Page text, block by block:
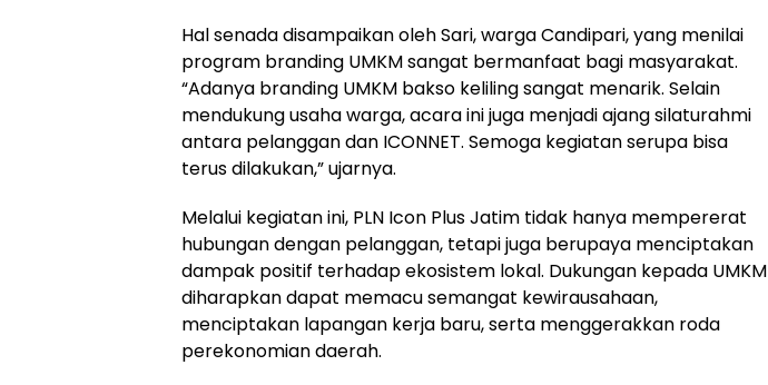
Hal senada disampaikan oleh Sari, warga Candipari, yang menilai
program branding UMKM sangat bermanfaat bagi masyarakat.
“Adanya branding UMKM bakso keliling sangat menarik. Selain
mendukung usaha warga, acara ini juga menjadi ajang silaturahmi
antara pelanggan dan ICONNET. Semoga kegiatan serupa bisa
terus dilakukan,” ujarnya.
Melalui kegiatan ini, PLN Icon Plus Jatim tidak hanya mempererat
hubungan dengan pelanggan, tetapi juga berupaya menciptakan
dampak positif terhadap ekosistem lokal. Dukungan kepada UMKM
diharapkan dapat memacu semangat kewirausahaan,
menciptakan lapangan kerja baru, serta menggerakkan roda
perekonomian daerah.